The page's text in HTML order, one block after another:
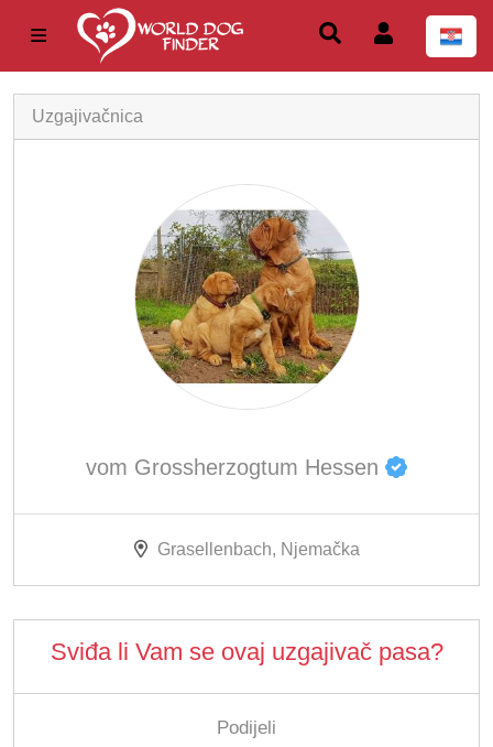
Uzgajivačnica
vom Grossherzogtum Hessen
Grasellenbach, Njemačka
Sviđa li Vam se ovaj uzgajivač pasa?
Podijeli